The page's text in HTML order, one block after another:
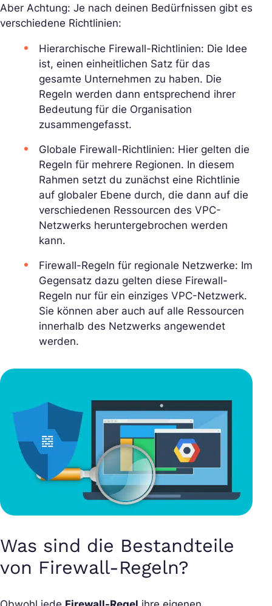
Aber Achtung: Je nach deinen Bedürfnissen gibt es
verschiedene Richtlinien:
Hierarchische Firewall-Richtlinien: Die Idee
ist, einen einheitlichen Satz für das
gesamte Unternehmen zu haben. Die
Regeln werden dann entsprechend ihrer
Bedeutung für die Organisation
zusammengefasst.
Globale Firewall-Richtlinien: Hier gelten die
Regeln für mehrere Regionen. In diesem
Rahmen setzt du zunächst eine Richtlinie
auf globaler Ebene durch, die dann auf die
verschiedenen Ressourcen des VPC-
Netzwerks heruntergebrochen werden
kann.
Firewall-Regeln für regionale Netzwerke: Im
Gegensatz dazu gelten diese Firewall-
Regeln nur für ein einziges VPC-Netzwerk.
Sie können aber auch auf alle Ressourcen
innerhalb des Netzwerks angewendet
werden.
Was sind die Bestandteile
von Firewall-Regeln?